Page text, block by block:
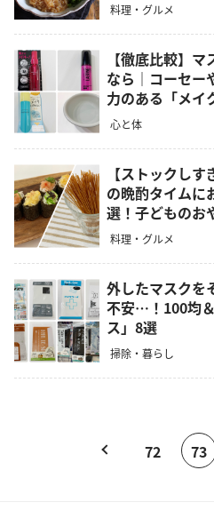
料理・グルメ
【徹底比較】
なら｜コーセー
力のある「メイ
心と体
【ストックし
の晩酌タイムに
選！子どものお
料理・グルメ
外したマスクを
不安…！100均
ス」8選
掃除・暮らし
72 73